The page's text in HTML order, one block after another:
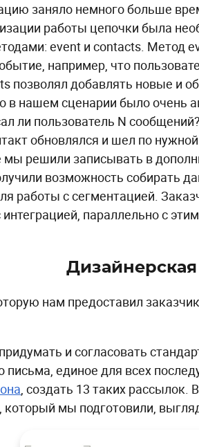
заняло немного больше
работы цепочки была
event и contacts. Метод
например, что
позволял добавлять новые и
в нашем сценарии было очень
ли пользователь N
обновлялся и шел по
мы решили записывать в
возможность собирать
работы с сегментацией.
интеграцией, параллельно с
Дизайнерская
нам предоставил
и согласовать
письма, единое для всех
, создать 13 таких рассылок.
мы подготовили,